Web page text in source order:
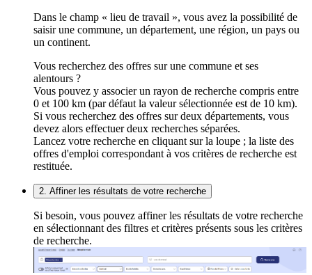
Dans le champ « lieu de travail », vous avez la possibilité de
saisir une commune, un département, une région, un pays ou
un continent.
Vous recherchez des offres sur une commune et ses
alentours ?
Vous pouvez y associer un rayon de recherche compris entre
0 et 100 km (par défaut la valeur sélectionnée est de 10 km).
Si vous recherchez des offres sur deux départements, vous
devez alors effectuer deux recherches séparées.
Lancez votre recherche en cliquant sur la loupe ; la liste des
offres d'emploi correspondant à vos critères de recherche est
restituée.
2. Affiner les résultats de votre recherche
Si besoin, vous pouvez affiner les résultats de votre recherche
en sélectionnant des filtres et critères présents sous les critères
de recherche.